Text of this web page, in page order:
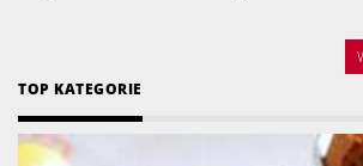
TOP KATEGORIE